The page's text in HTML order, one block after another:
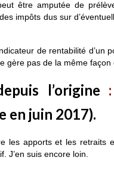
être amputée de
impôts dus sur
de rentabilité d’un
gère pas de la même
l’origine :
en juin 2017).
les apports et les retraits
J’en suis encore loin.